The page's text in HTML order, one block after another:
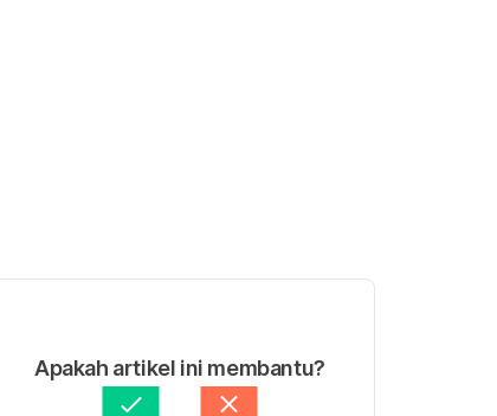
Apakah artikel ini membantu?